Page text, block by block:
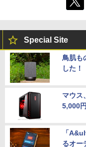
Special Site
鳥肌も
した！
マウス
5,000
「
るオー